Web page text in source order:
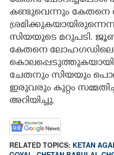
കണ്ടുവെന്നും കേതനെ
സിയയുടെ മറുപടി.
കേതനെ
ചേതനും സിയയും
ഇരുവരും കുറ്റം
അറിയിച്ചു.
RELATED TOPICS: KETAN